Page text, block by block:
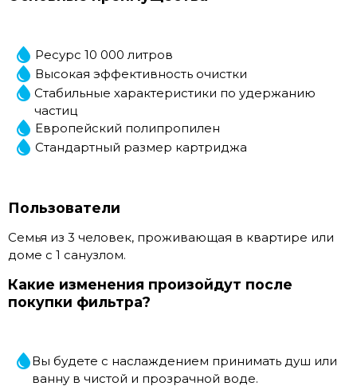
Ресурс 10 000 литров
Высокая эффективность очистки
Стабильные характеристики по удержанию
частиц
Европейский полипропилен
Стандартный размер картриджа
Пользователи
Семья из 3 человек, проживающая в квартире или
доме с 1 санузлом.
Какие изменения произойдут после
покупки фильтра?
Вы будете с наслаждением принимать душ или
ванну в чистой и прозрачной воде.